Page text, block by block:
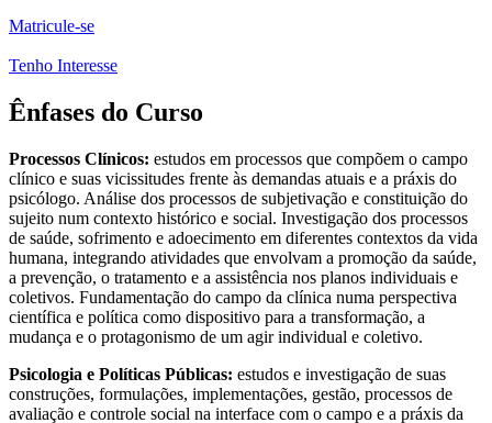
Matricule-se
Tenho Interesse
Ênfases do Curso
Processos Clínicos: estudos em processos que compõem o campo
clínico e suas vicissitudes frente às demandas atuais e a práxis do
psicólogo. Análise dos processos de subjetivação e constituição do
sujeito num contexto histórico e social. Investigação dos processos
de saúde, sofrimento e adoecimento em diferentes contextos da vida
humana, integrando atividades que envolvam a promoção da saúde,
a prevenção, o tratamento e a assistência nos planos individuais e
coletivos. Fundamentação do campo da clínica numa perspectiva
científica e política como dispositivo para a transformação, a
mudança e o protagonismo de um agir individual e coletivo.
Psicologia e Políticas Públicas: estudos e investigação de suas
construções, formulações, implementações, gestão, processos de
avaliação e controle social na interface com o campo e a práxis da